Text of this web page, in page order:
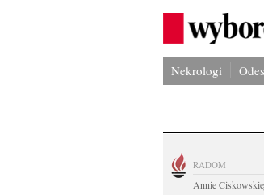
Nekrologi
RADOM
Annie